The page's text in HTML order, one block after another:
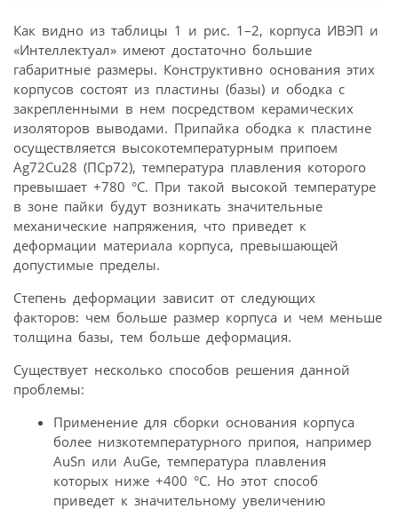
Как видно из таблицы 1 и рис. 1–2, корпуса ИВЭП и
«Интеллектуал» имеют достаточно большие
габаритные размеры. Конструктивно основания этих
корпусов состоят из пластины (базы) и ободка с
закрепленными в нем посредством керамических
изоляторов выводами. Припайка ободка к пластине
осуществляется высокотемпературным припоем
Ag72Cu28 (ПСр72), температура плавления которого
превышает +780 °С. При такой высокой температуре
в зоне пайки будут возникать значительные
механические напряжения, что приведет к
деформации материала корпуса, превышающей
допустимые пределы.
Степень деформации зависит от следующих
факторов: чем больше размер корпуса и чем меньше
толщина базы, тем больше деформация.
Существует несколько способов решения данной
проблемы:
Применение для сборки основания корпуса
более низкотемпературного припоя, например
AuSn или AuGe, температура плавления
которых ниже +400 °С. Но этот способ
приведет к значительному увеличению